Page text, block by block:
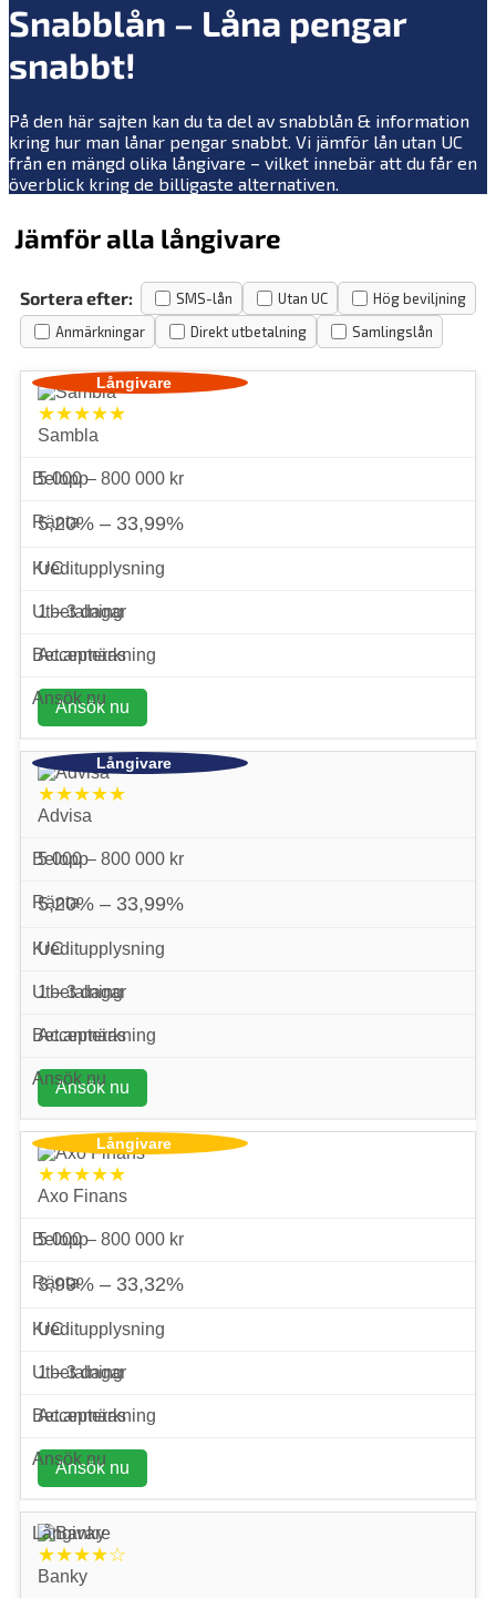
Snabblån – Låna pengar
snabbt!
På den här sajten kan du ta del av snabblån & information
kring hur man lånar pengar snabbt. Vi jämför lån utan UC
från en mängd olika långivare – vilket innebär att du får en
överblick kring de billigaste alternativen.
Jämför alla långivare
Sortera efter: SMS-lån Utan UC
Hög beviljning
Anmärkningar
Direkt utbetalning Samlingslån
★★★★★
Sambla
5 000 – 800 000 kr
5,20% – 33,99%
UC
1 – 3 dagar
Accepteras
Ansök nu
★★★★★
Advisa
5 000 – 800 000 kr
5,20% – 33,99%
UC
1 – 3 dagar
Accepteras
Ansök nu
★★★★★
Axo Finans
5 000 – 800 000 kr
3,99% – 33,32%
UC
1 – 3 dagar
Accepteras
Ansök nu
★★★★☆
Banky